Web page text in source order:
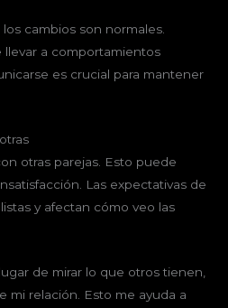
cambios son normales.
llevar a comportamientos
es crucial para mantener
otras parejas. Esto puede
Las expectativas de
y afectan cómo veo las
de mirar lo que otros tienen,
mi relación. Esto me ayuda a